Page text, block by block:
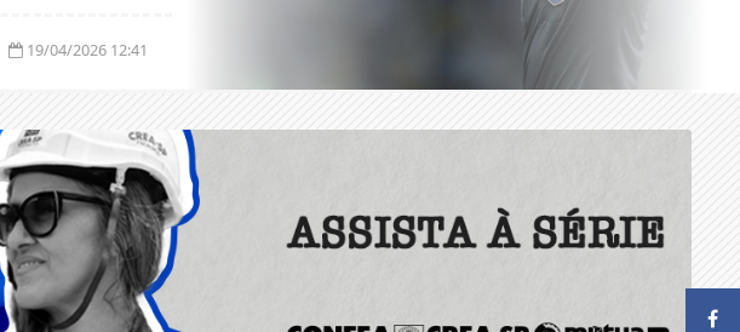
19/04/2026 12:41